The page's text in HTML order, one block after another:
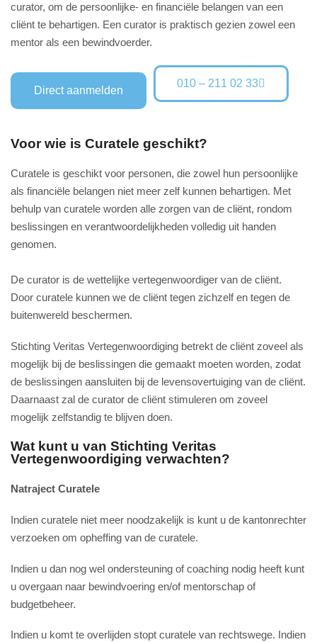
curator, om de persoonlijke- en financiële belangen van een
cliënt te behartigen. Een curator is praktisch gezien zowel een
mentor als een bewindvoerder.
Direct aanmelden
010 – 211 02 33
Voor wie is Curatele geschikt?
Curatele is geschikt voor personen, die zowel hun persoonlijke
als financiële belangen niet meer zelf kunnen behartigen. Met
behulp van curatele worden alle zorgen van de cliënt, rondom
beslissingen en verantwoordelijkheden volledig uit handen
genomen.
De curator is de wettelijke vertegenwoordiger van de cliënt.
Door curatele kunnen we de cliënt tegen zichzelf en tegen de
buitenwereld beschermen.
Stichting Veritas Vertegenwoordiging betrekt de cliënt zoveel als
mogelijk bij de beslissingen die gemaakt moeten worden, zodat
de beslissingen aansluiten bij de levensovertuiging van de cliënt.
Daarnaast zal de curator de cliënt stimuleren om zoveel
mogelijk zelfstandig te blijven doen.
Wat kunt u van Stichting Veritas
Vertegenwoordiging verwachten?
Natraject Curatele
Indien curatele niet meer noodzakelijk is kunt u de kantonrechter
verzoeken om opheffing van de curatele.
Indien u dan nog wel ondersteuning of coaching nodig heeft kunt
u overgaan naar bewindvoering en/of mentorschap of
budgetbeheer.
Indien u komt te overlijden stopt curatele van rechtswege. Indien